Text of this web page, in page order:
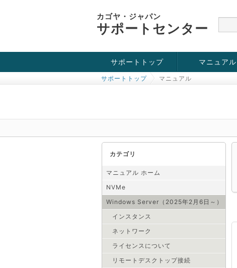
カゴヤ・ジャパン
サポートセンター
サポートトップ
お役立ち情報
チュートリアル
障害・メンテナンス情報
マニュアル
KVM
OpenVZ
Windows Server
SSH接続
ドメイン
SSL
サポートトップ マニュアル
カテゴリ
マニュアル ホーム
NVMe
Windows Server（2025年2月6日～）
インスタンス
ネットワーク
ライセンスについて
リモートデスクトップ接続